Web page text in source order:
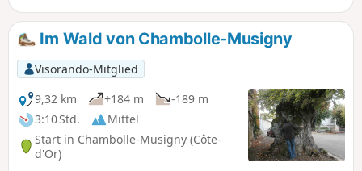
Im Wald von Chambolle-Musigny
Visorando-Mitglied
9,32 km
+184 m
-189 m
3:10 Std.
Mittel
Start in Chambolle-Musigny (Côte-
d'Or)